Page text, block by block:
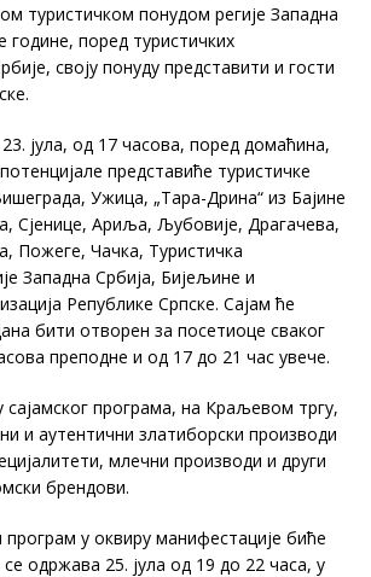
туристичком понудом регије Западна
године, поред туристичких
своју понуду представити и гости
од 17 часова, поред домаћина,
представиће туристичке
Ужица, „Тара-Дрина“ из Бајине
Сјенице, Ариља, Љубовије, Драгачева,
Пожеге, Чачка, Туристичка
Западна Србија, Бијељине и
Републике Српске. Сајам ће
бити отворен за посетиоце сваког
преподне и од 17 до 21 час увече.
програма, на Краљевом тргу,
и аутентични златиборски производи
млечни производи и други
брендови.
у оквиру манифестације биће
се одржава 25. јула од 19 до 22 часа, у